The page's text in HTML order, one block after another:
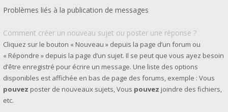
Problèmes liés à la publication de messages
Comment créer un nouveau sujet ou poster une réponse ?
Cliquez sur le bouton « Nouveau » depuis la page d’un forum ou
« Répondre » depuis la page d’un sujet. Il se peut que vous ayez besoin
d’être enregistré pour écrire un message. Une liste des options
disponibles est affichée en bas de page des forums, exemple : Vous
pouvez poster de nouveaux sujets, Vous pouvez joindre des fichiers,
etc.